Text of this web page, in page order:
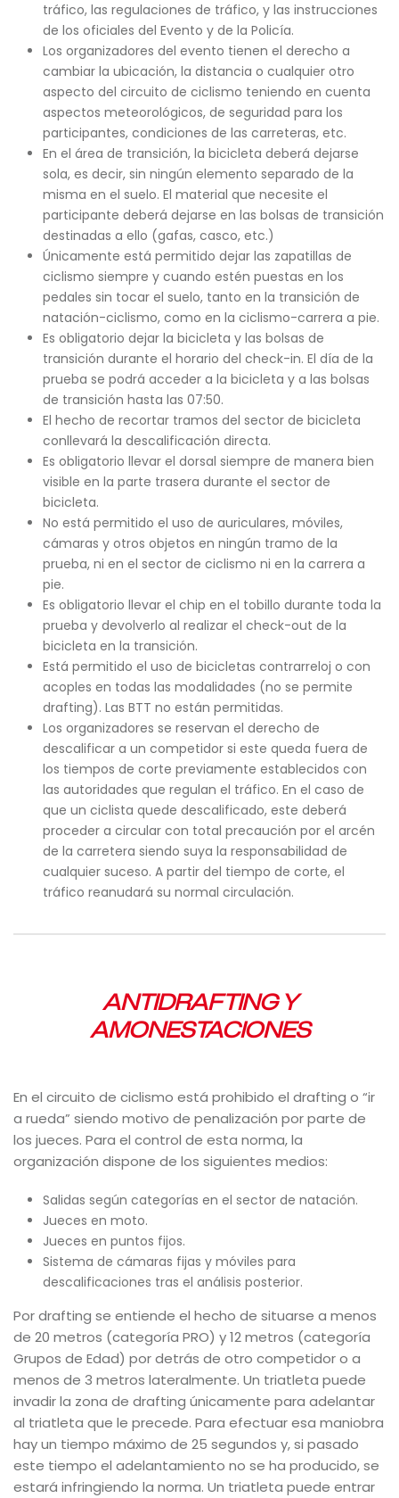
tráfico, las regulaciones de tráfico, y las instrucciones
de los oficiales del Evento y de la Policía.
Los organizadores del evento tienen el derecho a
cambiar la ubicación, la distancia o cualquier otro
aspecto del circuito de ciclismo teniendo en cuenta
aspectos meteorológicos, de seguridad para los
participantes, condiciones de las carreteras, etc.
En el área de transición, la bicicleta deberá dejarse
sola, es decir, sin ningún elemento separado de la
misma en el suelo. El material que necesite el
participante deberá dejarse en las bolsas de transición
destinadas a ello (gafas, casco, etc.)
Únicamente está permitido dejar las zapatillas de
ciclismo siempre y cuando estén puestas en los
pedales sin tocar el suelo, tanto en la transición de
natación-ciclismo, como en la ciclismo-carrera a pie.
Es obligatorio dejar la bicicleta y las bolsas de
transición durante el horario del check-in. El día de la
prueba se podrá acceder a la bicicleta y a las bolsas
de transición hasta las 07:50.
El hecho de recortar tramos del sector de bicicleta
conllevará la descalificación directa.
Es obligatorio llevar el dorsal siempre de manera bien
visible en la parte trasera durante el sector de
bicicleta.
No está permitido el uso de auriculares, móviles,
cámaras y otros objetos en ningún tramo de la
prueba, ni en el sector de ciclismo ni en la carrera a
pie.
Es obligatorio llevar el chip en el tobillo durante toda la
prueba y devolverlo al realizar el check-out de la
bicicleta en la transición.
Está permitido el uso de bicicletas contrarreloj o con
acoples en todas las modalidades (no se permite
drafting). Las BTT no están permitidas.
Los organizadores se reservan el derecho de
descalificar a un competidor si este queda fuera de
los tiempos de corte previamente establecidos con
las autoridades que regulan el tráfico. En el caso de
que un ciclista quede descalificado, este deberá
proceder a circular con total precaución por el arcén
de la carretera siendo suya la responsabilidad de
cualquier suceso. A partir del tiempo de corte, el
tráfico reanudará su normal circulación.
ANTIDRAFTING Y
AMONESTACIONES
En el circuito de ciclismo está prohibido el drafting o “ir
a rueda” siendo motivo de penalización por parte de
los jueces. Para el control de esta norma, la
organización dispone de los siguientes medios:
Salidas según categorías en el sector de natación.
Jueces en moto.
Jueces en puntos fijos.
Sistema de cámaras fijas y móviles para
descalificaciones tras el análisis posterior.
Por drafting se entiende el hecho de situarse a menos
de 20 metros (categoría PRO) y 12 metros (categoría
Grupos de Edad) por detrás de otro competidor o a
menos de 3 metros lateralmente. Un triatleta puede
invadir la zona de drafting únicamente para adelantar
al triatleta que le precede. Para efectuar esa maniobra
hay un tiempo máximo de 25 segundos y, si pasado
este tiempo el adelantamiento no se ha producido, se
estará infringiendo la norma. Un triatleta puede entrar